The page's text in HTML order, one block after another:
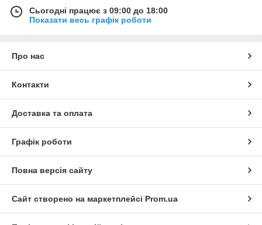
Сьогодні працює з 09:00 до 18:00
Показати весь графік роботи
Про нас
Контакти
Доставка та оплата
Графік роботи
Повна версія сайту
Сайт створено на маркетплейсі Prom.ua